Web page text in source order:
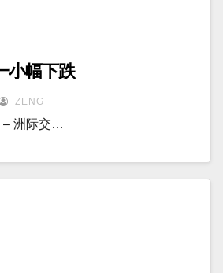
小幅下跌
ZENG
– 洲际交…